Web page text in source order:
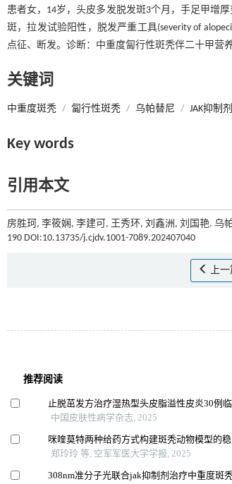
患者女，14岁，头皮多发脱发斑3个月，手足甲增
斑，拉发试验阳性，脱发严重工具(severity of
点征、断发。诊断：中重度匐行性斑秃伴二十甲营
关键词
中重度斑秃 / 匐行性斑秃 / 乌帕替尼 / JAK抑制剂
Key words
引用本文
房胜珂, 李筱娴, 李建可, 王秀环, 刘鑫洲, 刘国艳. 乌
190 DOI:10.13735/j.cjdv.1001-7089.202407040
上一